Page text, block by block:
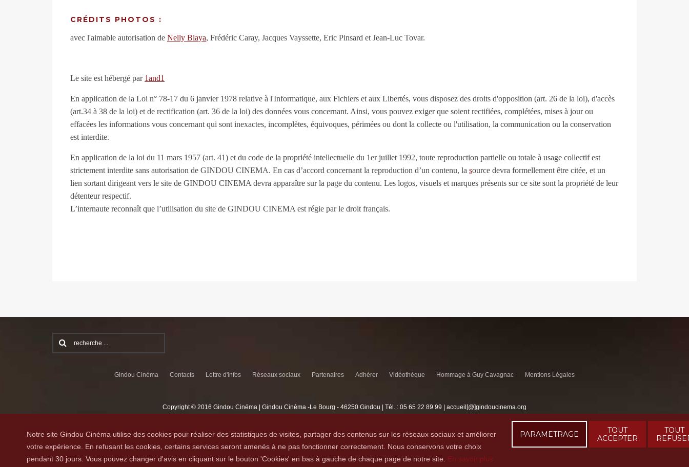
CRÉDITS PHOTOS :
avec l'aimable autorisation de Nelly Blaya, Frédéric Caray, Jacques Vayssette, Eric Pinsard et Jean-Luc Tovar.
Le site est hébergé par 1and1
En application de la Loi n° 78-17 du 6 janvier 1978 relative à l'Informatique, aux Fichiers et aux Libertés, vous disposez des droits d'opposition (art. 26 de la loi), d'accès
(art.34 à 38 de la loi) et de rectification (art. 36 de la loi) des données vous concernant. Ainsi, vous pouvez exiger que soient rectifiées, complétées, mises à jour ou
effacées les informations vous concernant qui sont inexactes, incomplètes, équivoques, périmées ou dont la collecte ou l'utilisation, la communication ou la conservation
est interdite.
En application de la loi du 11 mars 1957 (art. 41) et du code de la propriété intellectuelle du 1er juillet 1992, toute reproduction partielle ou totale à usage collectif est
strictement interdite sans autorisation de GINDOU CINEMA. En cas d’accord concernant la reproduction d’un contenu, la source devra formellement être citée, et un
lien sortant dirigeant vers le site de GINDOU CINEMA devra apparaître sur la page du contenu. Les logos, visuels et marques présents sur ce site sont la propriété de leur
détenteur respectif.
L’internaute reconnaît que l’utilisation du site de GINDOU CINEMA est régie par le droit français.
Gindou Cinéma Contacts Lettre d'infos Réseaux sociaux Partenaires Adhérer Vidéothèque Hommage à Guy Cavagnac Mentions Légales
Copyright © 2016 Gindou Cinéma | Gindou Cinéma -Le Bourg - 46250 Gindou | Tél. : 05 65 22 89 99 | accueil[@]gindoucinema.org
Notre site Gindou Cinéma utilise des cookies pour réaliser des statistiques de visites, partager des contenus sur les réseaux sociaux et améliorer
votre expérience. En refusant les cookies, certains services seront amenés à ne pas fonctionner correctement. Nous conservons votre choix
pendant 30 jours. Vous pouvez changer d'avis en cliquant sur le bouton 'Cookies' en bas à gauche de chaque page de notre site. En savoir plus
PARAMETRAGE
TOUT
ACCEPTER
TOUT